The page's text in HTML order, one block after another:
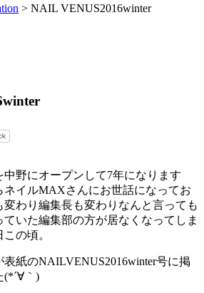
> NAIL VENUS2016winter
野にオープンして7年になります
ネイルMAXさんにお世話になってお
わり編集長も変わりなんと言っても
いた編集部の方が居なくなってしま
の頃。
紙のNAILVENUS2016winter号に掲
(*´∀｀)